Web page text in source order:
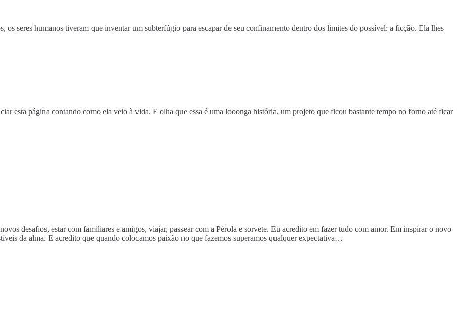
os seres humanos tiveram que inventar um subterfúgio para escapar de seu confinamento dentro dos limites do possível: a ficção. Ela lhes
esta página contando como ela veio à vida. E olha que essa é uma looonga história, um projeto que ficou bastante tempo no forno até ficar
desafios, estar com familiares e amigos, viajar, passear com a Pérola e sorvete. Eu acredito em fazer tudo com amor. Em inspirar o novo
da alma. E acredito que quando colocamos paixão no que fazemos superamos qualquer expectativa…